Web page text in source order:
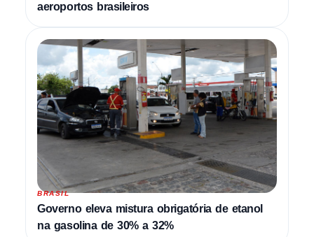
aeroportos brasileiros
BRASIL
Governo eleva mistura obrigatória de etanol
na gasolina de 30% a 32%